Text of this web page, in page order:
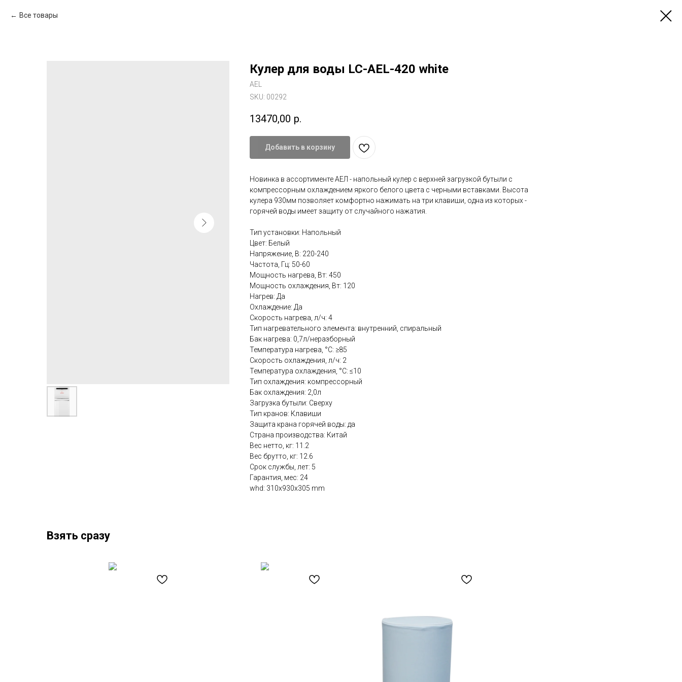
Все товары
Кулер для воды LC-AEL-420 white
AEL
SKU: 00292
13470,00 р.
Добавить в корзину
Новинка в ассортименте АЕЛ - напольный кулер с верхней загрузкой бутыли с
компрессорным охлаждением яркого белого цвета с черными вставками. Высота
кулера 930мм позволяет комфортно нажимать на три клавиши, одна из которых -
горячей воды имеет защиту от случайного нажатия.
Тип установки: Напольный
Цвет: Белый
Напряжение, В: 220-240
Частота, Гц: 50-60
Мощность нагрева, Вт: 450
Мощность охлаждения, Вт: 120
Нагрев: Да
Охлаждение: Да
Скорость нагрева, л/ч: 4
Тип нагревательного элемента: внутренний, спиральный
Бак нагрева: 0,7л/неразборный
Температура нагрева, °С: ≥85
Скорость охлаждения, л/ч: 2
Температура охлаждения, °С: ≤10
Тип охлаждения: компрессорный
Бак охлаждения: 2,0л
Загрузка бутыли: Сверху
Тип кранов: Клавиши
Защита крана горячей воды: да
Страна производства: Китай
Вес нетто, кг: 11.2
Вес брутто, кг: 12.6
Срок службы, лет: 5
Гарантия, мес: 24
whd: 310x930x305 mm
Взять сразу